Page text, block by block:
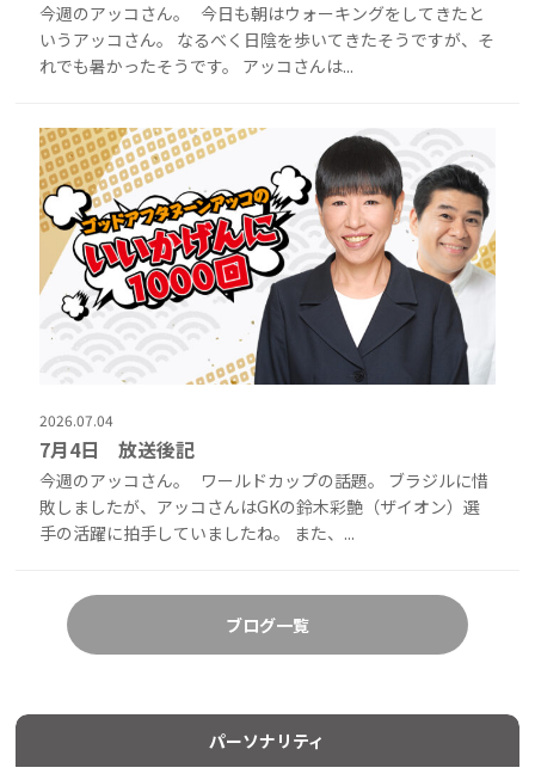
今週のアッコさん。 今日も朝はウォーキングをしてきたと
いうアッコさん。 なるべく日陰を歩いてきたそうですが、そ
れでも暑かったそうです。 アッコさんは...
2026.07.04
7月4日 放送後記
今週のアッコさん。 ワールドカップの話題。 ブラジルに惜
敗しましたが、アッコさんはGKの鈴木彩艶（ザイオン）選
手の活躍に拍手していましたね。 また、...
ブログ一覧
パーソナリティ